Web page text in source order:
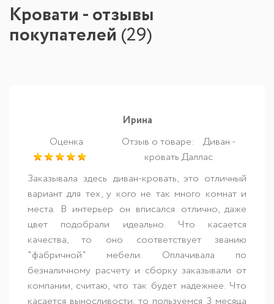
Кровати - отзывы
покупателей (29)
Ирина
Оценка
Отзыв о товаре:
Диван -
кровать Даллас
Заказывала здесь диван-кровать, это отличный
вариант для тех, у кого не так много комнат и
места. В интерьер он вписался отлично, даже
цвет подобрали идеально. Что касается
качества, то оно соответствует званию
"фабричной" мебели. Оплачивала по
безналичному расчету и сборку заказывали от
компании, считаю, что так будет надежнее. Что
касается выносливости, то пользуемся 3 месяца